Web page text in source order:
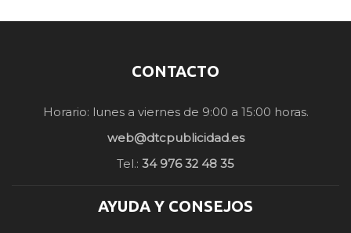
CONTACTO
Horario: lunes a viernes de 9:00 a 15:00 horas.
web@dtcpublicidad.es
Tel.: 34 976 32 48 35
AYUDA Y CONSEJOS